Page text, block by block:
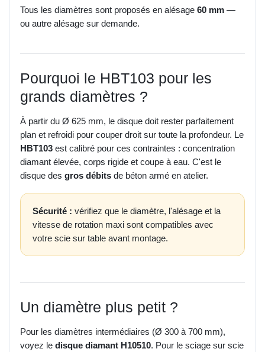
Tous les diamètres sont proposés en alésage 60 mm —
ou autre alésage sur demande.
Pourquoi le HBT103 pour les
grands diamètres ?
À partir du Ø 625 mm, le disque doit rester parfaitement
plan et refroidi pour couper droit sur toute la profondeur. Le
HBT103 est calibré pour ces contraintes : concentration
diamant élevée, corps rigide et coupe à eau. C'est le
disque des gros débits de béton armé en atelier.
Sécurité : vérifiez que le diamètre, l'alésage et la
vitesse de rotation maxi sont compatibles avec
votre scie sur table avant montage.
Un diamètre plus petit ?
Pour les diamètres intermédiaires (Ø 300 à 700 mm),
voyez le disque diamant H10510. Pour le sciage sur scie